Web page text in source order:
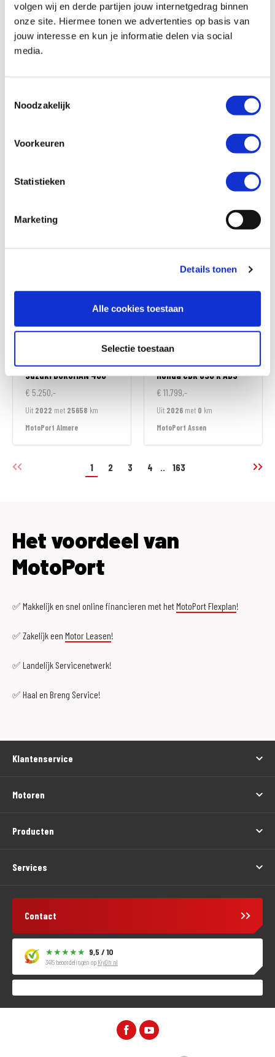
volgen wij en derde partijen jouw internetgedrag binnen
onze site. Hiermee tonen we advertenties op basis van
jouw interesse en kun je informatie delen via social
media.
Noodzakelijk
Voorkeuren
Statistieken
Marketing
Details tonen
Alle cookies toestaan
Selectie toestaan
BMW
R 1250 RT
€ 18.290,-
Uit2019
Honda
XL 750 TRANSALP
€ 12.699,-
MotoPort Goes
XL 750 TRANSALP
MotoPort Goes
SuzukiBURGMAN 400
€ 5.250,-
Uit 2022 met 25658 km
MotoPort Almere
HondaCBR 650 R ABS
€ 11.799,-
Uit 2026 met 0 km
MotoPort Assen
1 2 3 4 .. 163
Het voordeel van
MotoPort
✅ Makkelijk en snel online financieren met hetMotoPort Flexplan!
✅ Zakelijk een Motor Leasen!
✅ Landelijk Servicenetwerk!
✅ Haal en Breng Service!
Klantenservice
Motoren
Producten
Services
Contact
9,5 / 10
3415 beoordelingen op KiyOh.nl